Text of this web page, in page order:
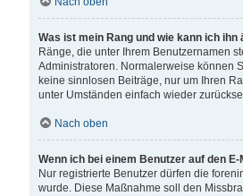
Was ist mein Rang und wie kann ich ihn
Ränge, die unter Ihrem Benutzernamen
Administratoren. Normalerweise können
keine sinnlosen Beiträge, nur um Ihren
unter Umständen einfach wieder
Nach oben
Wenn ich bei einem Benutzer auf den
Nur registrierte Benutzer dürfen die
wurde. Diese Maßnahme soll den